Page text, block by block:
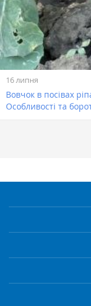
16 липня
Вовчок в посівах
Особливості та